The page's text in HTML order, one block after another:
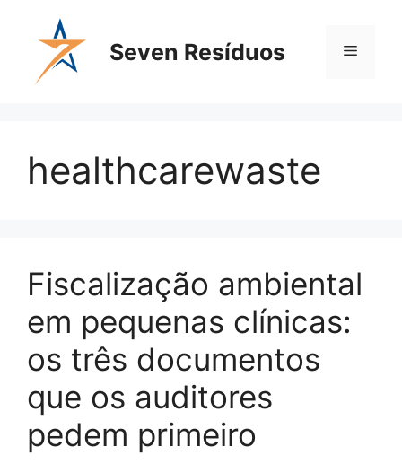
Seven Resíduos
healthcarewaste
Fiscalização ambiental
em pequenas clínicas:
os três documentos
que os auditores
pedem primeiro